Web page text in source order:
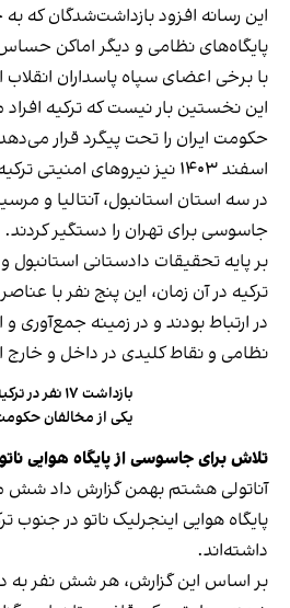
این رسانه افزود بازداشت‌شدگان که به
پایگاه‌های نظامی و دیگر اماکن
با برخی اعضای سپاه پاسداران
این نخستین بار نیست که ترکیه
حکومت ایران را تحت پیگرد قرار
اسفند ۱۴۰۳ نیز نیروهای
در سه استان استانبول، آنتالیا و
جاسوسی برای تهران را دستگیر کردند.
بر پایه تحقیقات دادستانی استانبول
ترکیه در آن زمان، این پنج نفر با
در ارتباط بودند و در زمینه جمع‌آوری و
نظامی و نقاط کلیدی در داخل و خارج
بازداشت ۱۷
یکی از مخالفان
تلاش برای جاسوسی از پایگاه هوایی
آناتولی هشتم بهمن گزارش داد شش
پایگاه هوایی اینجرلیک ناتو در جنوب
داشته‌اند.
بر اساس این گزارش، هر شش نفر به